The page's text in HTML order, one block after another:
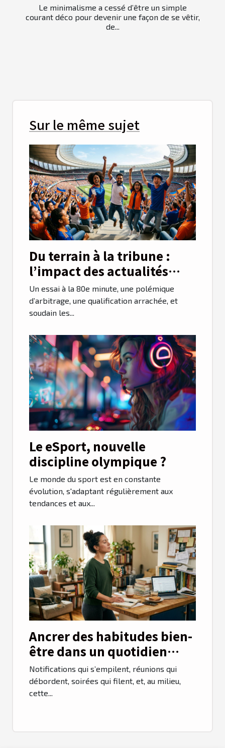
Le minimalisme a cessé d’être un simple
courant déco pour devenir une façon de se vêtir,
de...
Sur le même sujet
Du terrain à la tribune :
l’impact des actualités
sportives sur les ventes de
billets
Un essai à la 80e minute, une polémique
d’arbitrage, une qualification arrachée, et
soudain les...
Le eSport, nouvelle
discipline olympique ?
Le monde du sport est en constante
évolution, s'adaptant régulièrement aux
tendances et aux...
Ancrer des habitudes bien-
être dans un quotidien
surchargé, mode d'emploi
Notifications qui s’empilent, réunions qui
débordent, soirées qui filent, et, au milieu,
cette...